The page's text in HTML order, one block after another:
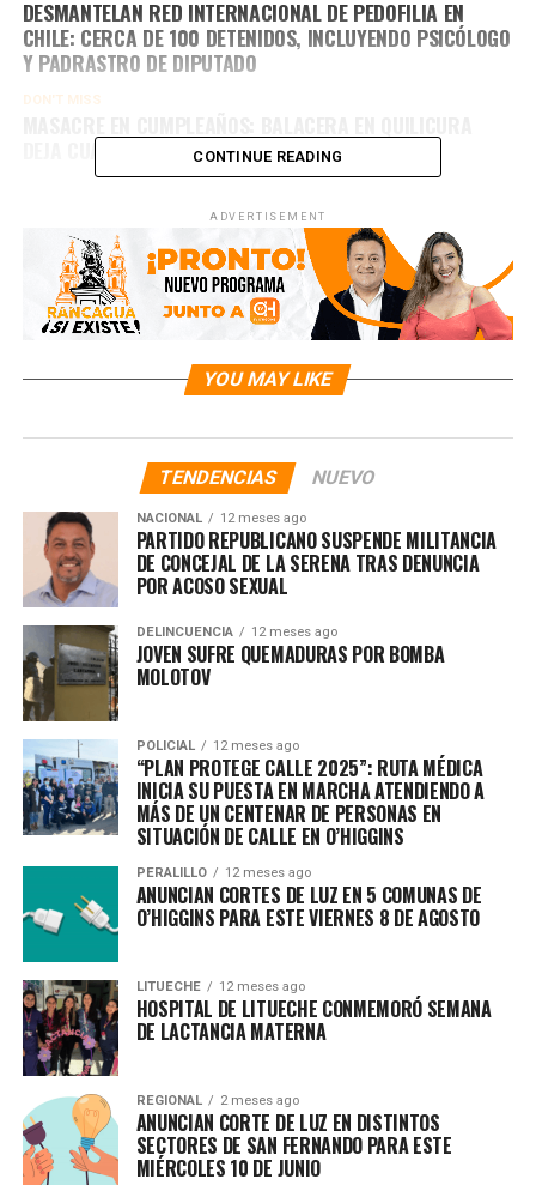
DESMANTELAN RED INTERNACIONAL DE PEDOFILIA EN
CHILE: CERCA DE 100 DETENIDOS, INCLUYENDO PSICÓLOGO
Y PADRASTRO DE DIPUTADO
DON'T MISS
DEJA CUATRO JÓVENES FALLECIDOS
CONTINUE READING
ADVERTISEMENT
YOU MAY LIKE
TENDENCIAS NUEVO
NACIONAL 12 meses ago
PARTIDO REPUBLICANO SUSPENDE MILITANCIA
DE CONCEJAL DE LA SERENA TRAS DENUNCIA
POR ACOSO SEXUAL
DELINCUENCIA 12 meses ago
JOVEN SUFRE QUEMADURAS POR BOMBA
MOLOTOV
POLICIAL 12 meses ago
“PLAN PROTEGE CALLE 2025”: RUTA MÉDICA
INICIA SU PUESTA EN MARCHA ATENDIENDO A
MÁS DE UN CENTENAR DE PERSONAS EN
SITUACIÓN DE CALLE EN O’HIGGINS
PERALILLO 12 meses ago
ANUNCIAN CORTES DE LUZ EN 5 COMUNAS DE
O’HIGGINS PARA ESTE VIERNES 8 DE AGOSTO
LITUECHE 12 meses ago
HOSPITAL DE LITUECHE CONMEMORÓ SEMANA
DE LACTANCIA MATERNA
REGIONAL 2 meses ago
ANUNCIAN CORTE DE LUZ EN DISTINTOS
SECTORES DE SAN FERNANDO PARA ESTE
MIÉRCOLES 10 DE JUNIO